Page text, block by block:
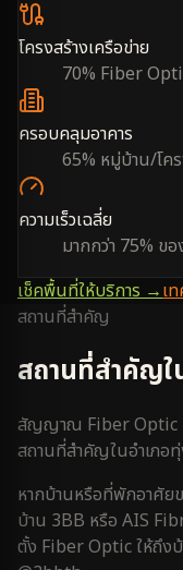
โครงสร้างเครือข่าย
70% Fiber
ครอบคลุมอาคาร
65% หมู่บ้าน/โค
ความเร็วเฉลี่ย
มากกว่า 75% ข
เช็คพื้นที่ให้บริการ →เ
สถานที่สำคัญ
สถานที่สำคัญใ
สัญญาณ Fiber Optic
สถานที่สำคัญในอำเภอ
หากบ้านหรือที่พักอาศัย
บ้าน 3BB หรือ AIS
ตั้ง Fiber Optic ให้ถึง